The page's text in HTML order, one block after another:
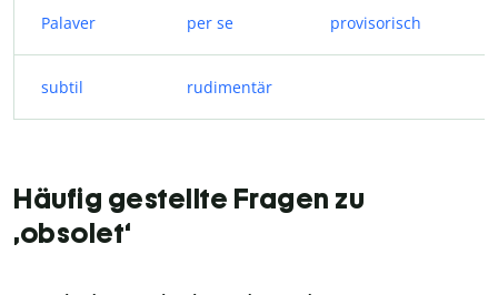
Palaver per se provisorisch
subtil rudimentär
Häufig gestellte Fragen zu
‚obsolet‘